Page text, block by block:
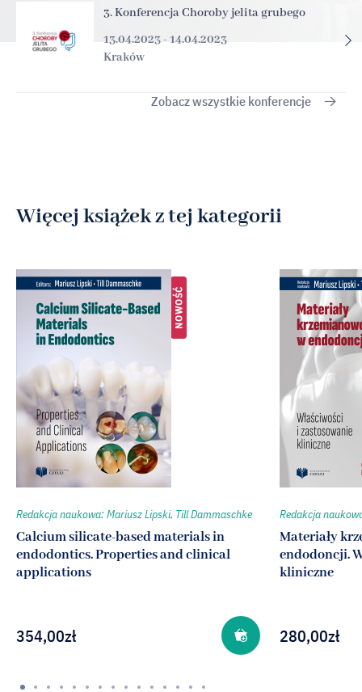
3. Konferencja Choroby jelita grubego
13.04.2023 - 14.04.2023
Kraków
Zobacz wszystkie konferencje
Więcej książek z tej kategorii
NOWOŚĆ
Redakcja naukowa: Mariusz Lipski, Till Dammaschke
Calcium silicate-based materials in
endodontics. Properties and clinical
applications
354,00zł
Redakcja
Materiały
endodoncji.
kliniczne
280,00zł